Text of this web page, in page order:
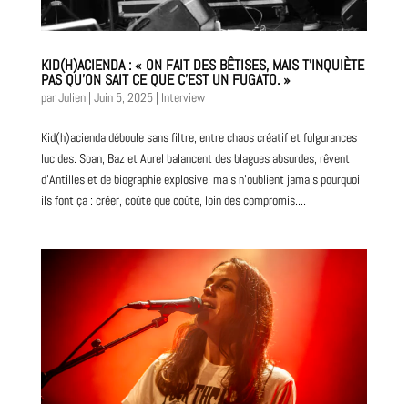
KID(H)ACIENDA : « ON FAIT DES BÊTISES, MAIS T’INQUIÈTE
PAS QU’ON SAIT CE QUE C’EST UN FUGATO. »
parJulien| Juin 5, 2025| Interview
Kid(h)acienda déboule sans filtre, entre chaos créatif et fulgurances
lucides. Soan, Baz et Aurel balancent des blagues absurdes, rêvent
d’Antilles et de biographie explosive, mais n’oublient jamais pourquoi
ils font ça : créer, coûte que coûte, loin des compromis....